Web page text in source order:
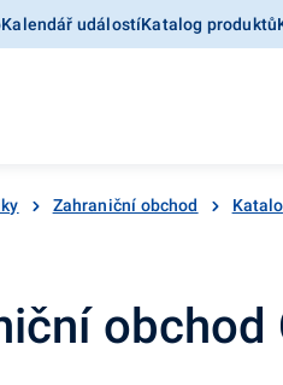
Kalendář událostíKatalog produktů
Zahraniční obchod
obchod